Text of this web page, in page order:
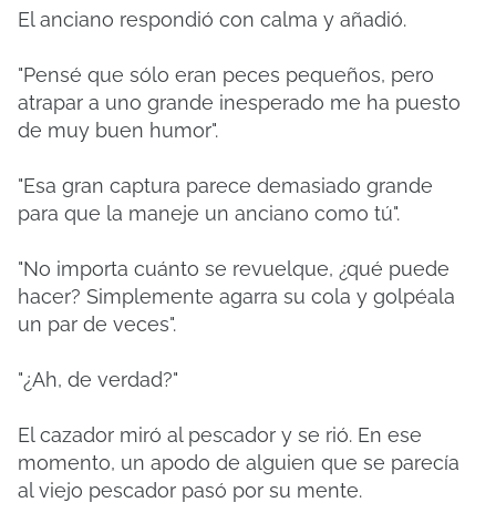
El anciano respondió con calma y añadió.
"Pensé que sólo eran peces pequeños, pero
atrapar a uno grande inesperado me ha puesto
de muy buen humor".
"Esa gran captura parece demasiado grande
para que la maneje un anciano como tú".
"No importa cuánto se revuelque, ¿qué puede
hacer? Simplemente agarra su cola y golpéala
un par de veces".
"¿Ah, de verdad?"
El cazador miró al pescador y se rió. En ese
momento, un apodo de alguien que se parecía
al viejo pescador pasó por su mente.